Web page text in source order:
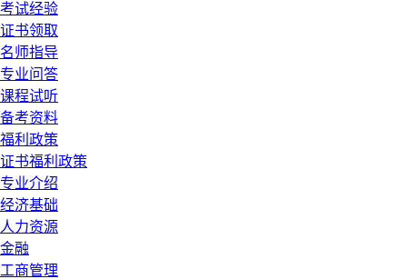
考试经验
证书领取
名师指导
专业问答
课程试听
备考资料
福利政策
证书福利政策
专业介绍
经济基础
人力资源
金融
工商管理